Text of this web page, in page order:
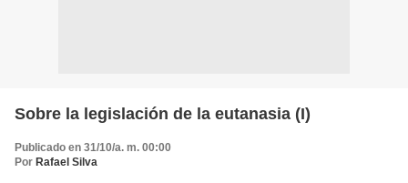
Sobre la legislación de la eutanasia (I)
Publicado en 31/10/a. m. 00:00
Por Rafael Silva